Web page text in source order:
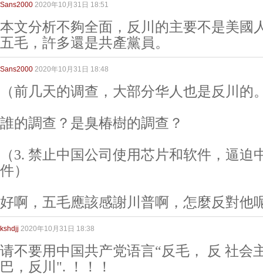
Sans2000 2020年10月31日 18:51
本文分析不夠全面，反川的主要不是美國
五毛，許多還是共產黨員。
Sans2000 2020年10月31日 18:48
（前几天的调查，大部分华人也是反川的
誰的調查？是臭椿樹的調查？
（3. 禁止中国公司使用芯片和软件，逼迫
件）
好啊，五毛應該感謝川普啊，怎麼反對他
kshdjj 2020年10月31日 18:38
请不要用中国共产党语言“反毛， 反 社会
巴，反川". ！！！